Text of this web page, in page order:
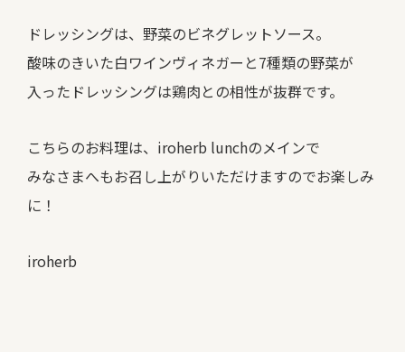
ドレッシングは、野菜のビネグレットソース。
酸味のきいた白ワインヴィネガーと7種類の野菜が
入ったドレッシングは鶏肉との相性が抜群です。
こちらのお料理は、iroherb lunchのメインで
みなさまへもお召し上がりいただけますのでお楽しみ
に！
iroherb